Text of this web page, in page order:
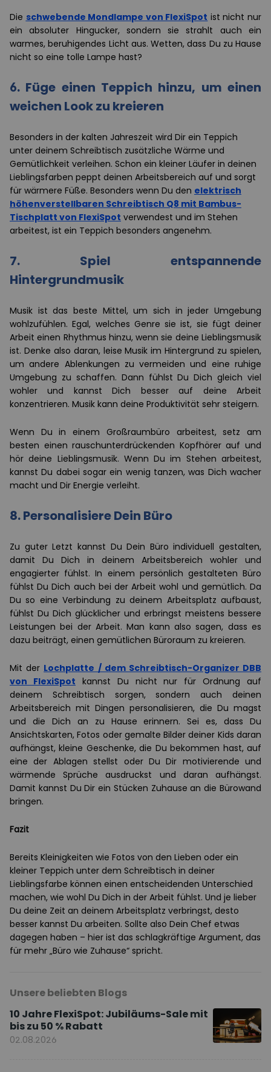
Die schwebende Mondlampe von FlexiSpot ist nicht nur
ein absoluter Hingucker, sondern sie strahlt auch ein
warmes, beruhigendes Licht aus. Wetten, dass Du zu Hause
nicht so eine tolle Lampe hast?
6. Füge einen Teppich hinzu, um einen
weichen Look zu kreieren
Besonders in der kalten Jahreszeit wird Dir ein Teppich
unter deinem Schreibtisch zusätzliche Wärme und
Gemütlichkeit verleihen. Schon ein kleiner Läufer in deinen
Lieblingsfarben peppt deinen Arbeitsbereich auf und sorgt
für wärmere Füße. Besonders wenn Du den elektrisch
höhenverstellbaren Schreibtisch Q8 mit Bambus-
Tischplatt von FlexiSpot verwendest und im Stehen
arbeitest, ist ein Teppich besonders angenehm.
7. Spiel entspannende
Hintergrundmusik
Musik ist das beste Mittel, um sich in jeder Umgebung
wohlzufühlen. Egal, welches Genre sie ist, sie fügt deiner
Arbeit einen Rhythmus hinzu, wenn sie deine Lieblingsmusik
ist. Denke also daran, leise Musik im Hintergrund zu spielen,
um andere Ablenkungen zu vermeiden und eine ruhige
Umgebung zu schaffen. Dann fühlst Du Dich gleich viel
wohler und kannst Dich besser auf deine Arbeit
konzentrieren. Musik kann deine Produktivität sehr steigern.
Wenn Du in einem Großraumbüro arbeitest, setz am
besten einen rauschunterdrückenden Kopfhörer auf und
hör deine Lieblingsmusik. Wenn Du im Stehen arbeitest,
kannst Du dabei sogar ein wenig tanzen, was Dich wacher
macht und Dir Energie verleiht.
8. Personalisiere Dein Büro
Zu guter Letzt kannst Du Dein Büro individuell gestalten,
damit Du Dich in deinem Arbeitsbereich wohler und
engagierter fühlst. In einem persönlich gestalteten Büro
fühlst Du Dich auch bei der Arbeit wohl und gemütlich. Da
Du so eine Verbindung zu deinem Arbeitsplatz aufbaust,
fühlst Du Dich glücklicher und erbringst meistens bessere
Leistungen bei der Arbeit. Man kann also sagen, dass es
dazu beiträgt, einen gemütlichen Büroraum zu kreieren.
Mit der Lochplatte / dem Schreibtisch-Organizer DBB
von FlexiSpot kannst Du nicht nur für Ordnung auf
deinem Schreibtisch sorgen, sondern auch deinen
Arbeitsbereich mit Dingen personalisieren, die Du magst
und die Dich an zu Hause erinnern. Sei es, dass Du
Ansichtskarten, Fotos oder gemalte Bilder deiner Kids daran
aufhängst, kleine Geschenke, die Du bekommen hast, auf
eine der Ablagen stellst oder Du Dir motivierende und
wärmende Sprüche ausdruckst und daran aufhängst.
Damit kannst Du Dir ein Stücken Zuhause an die Bürowand
bringen.
Fazit
Bereits Kleinigkeiten wie Fotos von den Lieben oder ein
kleiner Teppich unter dem Schreibtisch in deiner
Lieblingsfarbe können einen entscheidenden Unterschied
machen, wie wohl Du Dich in der Arbeit fühlst. Und je lieber
Du deine Zeit an deinem Arbeitsplatz verbringst, desto
besser kannst Du arbeiten. Sollte also Dein Chef etwas
dagegen haben – hier ist das schlagkräftige Argument, das
für mehr „Büro wie Zuhause“ spricht.
Unsere beliebten Blogs
10 Jahre FlexiSpot: Jubiläums-Sale mit
bis zu 50 % Rabatt
02.08.2026